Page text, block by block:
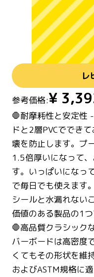
レ
参考価格:¥
🛑耐摩耗性と安定性
ドと2層PVCででき
壊を防止します。プ
1.5倍厚いになって
す。いっぱいになっ
で毎日でも使えます
シールと水漏れない
価値のある製品の1つ
🛑高品質クラシック
バーボードは高密度
くてもその形状を維
およびASTM規格に